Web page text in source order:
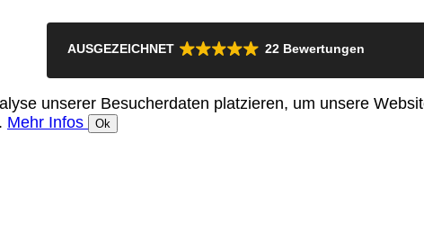
AUSGEZEICHNET 22 Bewertungen
unserer Besucherdaten platzieren, um unsere
Mehr Infos Ok